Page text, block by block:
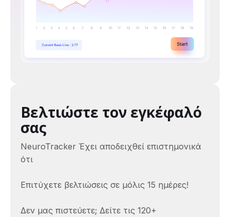
Βελτιώστε τον εγκέφαλό
σας
NeuroTracker Έχει αποδειχθεί επιστημονικά
ότι
Επιτύχετε βελτιώσεις σε μόλις 15 ημέρες!
Δεν μας πιστεύετε; Δείτε τις 120+